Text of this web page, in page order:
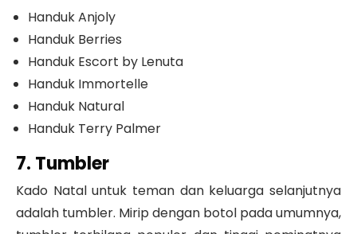
Handuk Anjoly
Handuk Berries
Handuk Escort by Lenuta
Handuk Immortelle
Handuk Natural
Handuk Terry Palmer
7. Tumbler
Kado Natal untuk teman dan keluarga selanjutnya
adalah tumbler. Mirip dengan botol pada umumnya,